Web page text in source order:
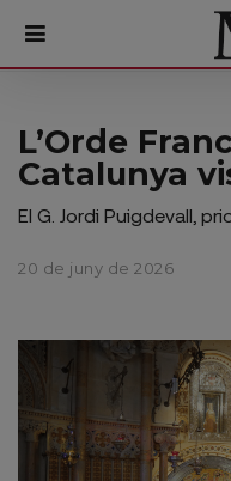
PORTADA
Monestir
Fundació
Visita'ns
Ofrenes
L’Orde
Catalunya
El G. Jordi Puigdevall,
20 de juny de 2026